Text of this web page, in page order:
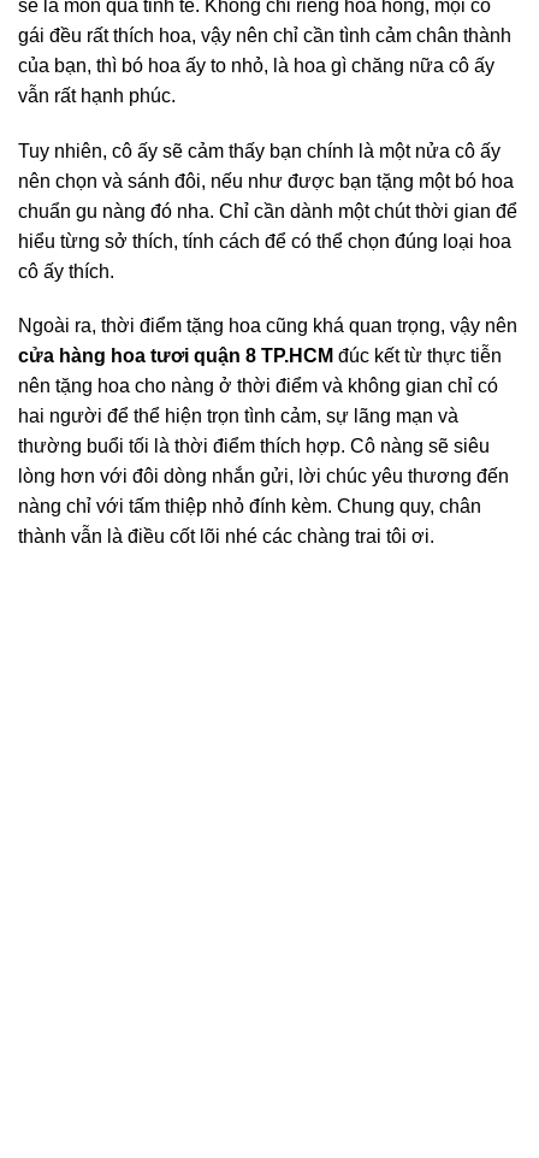
sẽ là món quà tinh tế. Không chỉ riêng hoa hồng, mọi cô
gái đều rất thích hoa, vậy nên chỉ cần tình cảm chân thành
của bạn, thì bó hoa ấy to nhỏ, là hoa gì chăng nữa cô ấy
vẫn rất hạnh phúc.
Tuy nhiên, cô ấy sẽ cảm thấy bạn chính là một nửa cô ấy
nên chọn và sánh đôi, nếu như được bạn tặng một bó hoa
chuẩn gu nàng đó nha. Chỉ cần dành một chút thời gian để
hiểu từng sở thích, tính cách để có thể chọn đúng loại hoa
cô ấy thích.
Ngoài ra, thời điểm tặng hoa cũng khá quan trọng, vậy nên
cửa hàng hoa tươi quận 8 TP.HCM đúc kết từ thực tiễn
nên tặng hoa cho nàng ở thời điểm và không gian chỉ có
hai người để thể hiện trọn tình cảm, sự lãng mạn và
thường buổi tối là thời điểm thích hợp. Cô nàng sẽ siêu
lòng hơn với đôi dòng nhắn gửi, lời chúc yêu thương đến
nàng chỉ với tấm thiệp nhỏ đính kèm. Chung quy, chân
thành vẫn là điều cốt lõi nhé các chàng trai tôi ơi.